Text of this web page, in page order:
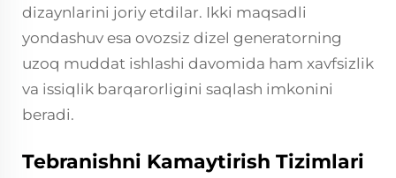
dizaynlarini joriy etdilar. Ikki maqsadli
yondashuv esa ovozsiz dizel generatorning
uzoq muddat ishlashi davomida ham xavfsizlik
va issiqlik barqarorligini saqlash imkonini
beradi.
Tebranishni Kamaytirish Tizimlari